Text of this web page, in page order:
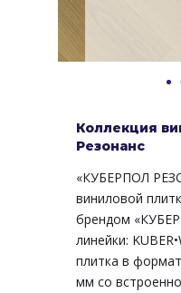
Коллекция
Резонанс
«КУБЕРПОЛ
виниловой
брендом
линейки:
плитка в
мм со